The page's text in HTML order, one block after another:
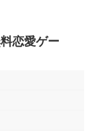
恋愛ゲー